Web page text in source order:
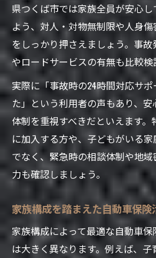
自動車保険の見直しが
ライフスタイル別自動
保険料節約を目指す人の自
自動車保険料を節約す
保険見直しで叶う自動
家計管理に効く自動車
補償と費用のバランス
び
自動車保険の特約を見
信頼できる自動車保険会社
自動車保険会社を比較
安心感で選ぶ自動車保
自動車保険のサポート
県つくば市では家族全員が安心
よう、対人・対物無制限や人身
をしっかり押さえましょう。事
やロードサービスの有無も比較検
実際に「事故時の24時間対応サ
た」という利用者の声もあり、
体制を重視すべきだといえます
に加入する方や、子どもがいる
でなく、緊急時の相談体制や地
力も確認しましょう。
家族構成を踏まえた自動車保険
家族構成によって最適な自動車
は大きく異なります。例えば、